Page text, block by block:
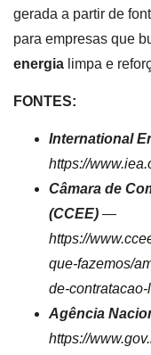
gerada a partir de
para empresas que
energia limpa e
FONTES:
International
https://
Câmara de
(CCEE) —
https://
que-fazemos/
de-contratacao-
Agência
https://